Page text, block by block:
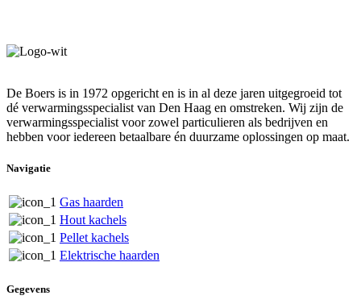
De Boers is in 1972 opgericht en is in al deze jaren uitgegroeid tot
dé verwarmingsspecialist van Den Haag en omstreken. Wij zijn de
verwarmingsspecialist voor zowel particulieren als bedrijven en
hebben voor iedereen betaalbare én duurzame oplossingen op maat.
Navigatie
Gas haarden
Hout kachels
Pellet kachels
Elektrische haarden
Gegevens